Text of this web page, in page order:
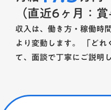
（直近6ヶ月：
収入は、働き方・稼働時
より変動します。 「ど
て、面談で丁寧にご説明